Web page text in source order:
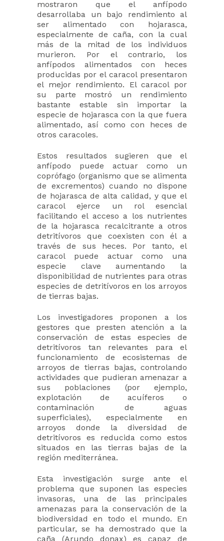
mostraron que el anfípodo
desarrollaba un bajo rendimiento al
ser alimentado con hojarasca,
especialmente de caña, con la cual
más de la mitad de los individuos
murieron. Por el contrario, los
anfípodos alimentados con heces
producidas por el caracol presentaron
el mejor rendimiento. El caracol por
su parte mostró un rendimiento
bastante estable sin importar la
especie de hojarasca con la que fuera
alimentado, así como con heces de
otros caracoles.
Estos resultados sugieren que el
anfípodo puede actuar como un
coprófago (organismo que se alimenta
de excrementos) cuando no dispone
de hojarasca de alta calidad, y que el
caracol ejerce un rol esencial
facilitando el acceso a los nutrientes
de la hojarasca recalcitrante a otros
detritívoros que coexisten con él a
través de sus heces. Por tanto, el
caracol puede actuar como una
especie clave aumentando la
disponibilidad de nutrientes para otras
especies de detritívoros en los arroyos
de tierras bajas.
Los investigadores proponen a los
gestores que presten atención a la
conservación de estas especies de
detritívoros tan relevantes para el
funcionamiento de ecosistemas de
arroyos de tierras bajas, controlando
actividades que pudieran amenazar a
sus poblaciones (por ejemplo,
explotación de acuíferos o
contaminación de aguas
superficiales), especialmente en
arroyos donde la diversidad de
detritívoros es reducida como estos
situados en las tierras bajas de la
región mediterránea.
Esta investigación surge ante el
problema que suponen las especies
invasoras, una de las principales
amenazas para la conservación de la
biodiversidad en todo el mundo. En
particular, se ha demostrado que la
caña (Arundo donax) es capaz de